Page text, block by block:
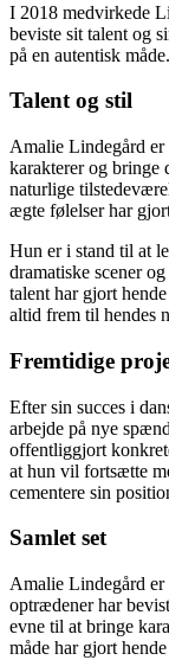
I 2018 medvirkede
beviste sit talent og
på en autentisk måde.
Talent og stil
Amalie Lindegård
karakterer og bringe
naturlige
ægte følelser har
Hun er i stand til at
dramatiske scener
talent har gjort
altid frem til hendes
Fremtidige
Efter sin succes i
arbejde på nye
offentliggjort
at hun vil fortsætte
cementere sin
Samlet set
Amalie Lindegård er
optrædener har
evne til at bringe
måde har gjort